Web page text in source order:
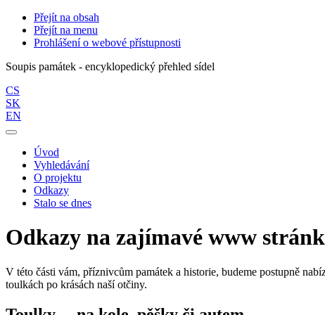
Přejít na obsah
Přejít na menu
Prohlášení o webové přístupnosti
Soupis památek - encyklopedický přehled sídel
CS
SK
EN
Úvod
Vyhledávání
O projektu
Odkazy
Stalo se dnes
Odkazy na zajímavé www
V této části vám, příznivcům památek a historie, budeme postupně
toulkách po krásách naší otčiny.